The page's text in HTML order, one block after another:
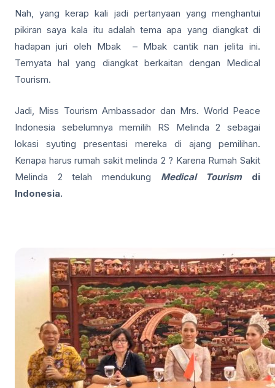
Nah, yang kerap kali jadi pertanyaan yang menghantui
pikiran saya kala itu adalah tema apa yang diangkat di
hadapan juri oleh Mbak – Mbak cantik nan jelita ini.
Ternyata hal yang diangkat berkaitan dengan Medical
Tourism.
Jadi, Miss Tourism Ambassador dan Mrs. World Peace
Indonesia sebelumnya memilih RS Melinda 2 sebagai
lokasi syuting presentasi mereka di ajang pemilihan.
Kenapa harus rumah sakit melinda 2 ? Karena Rumah Sakit
Melinda 2 telah mendukung Medical Tourismdi
Indonesia.